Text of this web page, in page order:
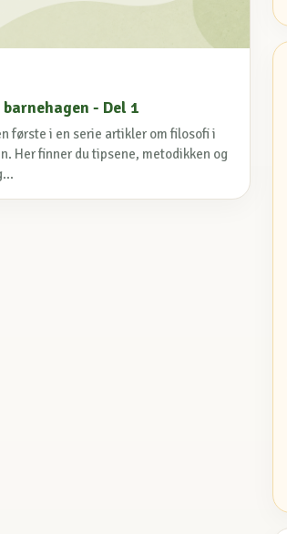
- Del 1
første i en serie artikler om filosofi i
Her finner du tipsene, metodikken og